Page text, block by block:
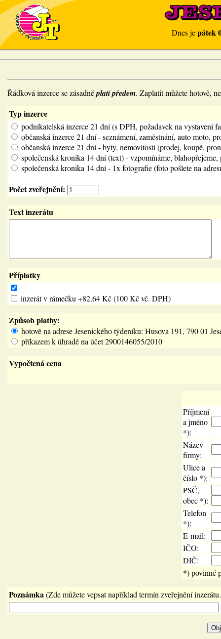
Dnes jepátek
Řádková inzerce se zásadněplatí předem. Zaplatit můžete hotově,
Typ inzerce
podnikatelská inzerce 21 dní (s DPH, požadavek na vystavení
občanská inzerce 21 dní - seznámení, zaměstnání, auto moto,
občanská inzerce 21 dní - byty, nemovitosti (prodej, koupě,
společenská kronika 14 dní (text) - vzpomínáme,
společenská kronika 14 dní - 1x fotografie (foto pošlete na
Počet zveřejnění:
Text inzerátu
Příplatky
inzerát v rámečku +82.64 Kč (100 Kč vč. DPH)
Způsob platby:
hotově na adrese Jesenického týdeníku: Husova 191, 790 01
příkazem k úhradě na účet 2900146055/2010
Vypočtená cena
Příjmení
a jméno
*):
Název
firmy:
Ulice a
číslo *):
PSČ,
obec *):
Telefon
*):
E-mail:
IČO:
DIČ:
*) povinné
Poznámka(Zde můžete vepsat například termín zveřejnění